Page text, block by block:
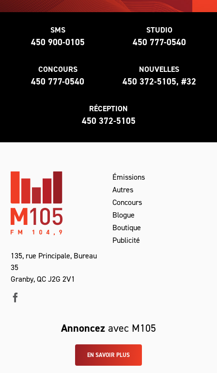
SMS
450 900-0105
STUDIO
450 777-0540
CONCOURS
450 777-0540
NOUVELLES
450 372-5105, #32
RÉCEPTION
450 372-5105
135, rue Principale, Bureau
35
Granby, QC J2G 2V1
Émissions
Autres
Concours
Blogue
Boutique
Publicité
Annoncez avec M105
EN SAVOIR PLUS